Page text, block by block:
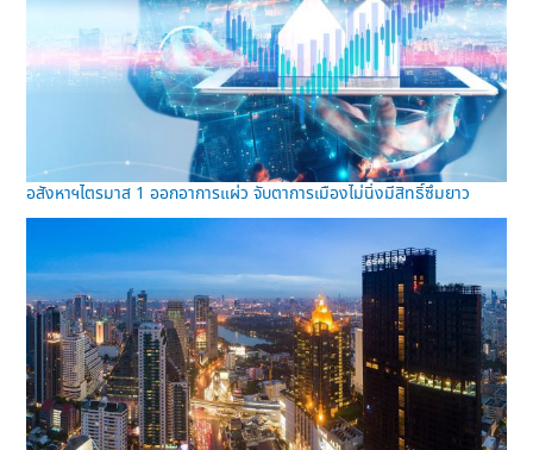
อสังหาฯไตรมาส 1 ออกอาการแผ่ว จับตาการเมืองไม่นิ่งมีสิทธิ์ซึมยาว